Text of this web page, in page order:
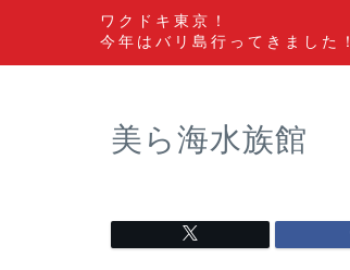
ワクドキ東京！
今年はバリ島行ってきました！
美ら海水族館